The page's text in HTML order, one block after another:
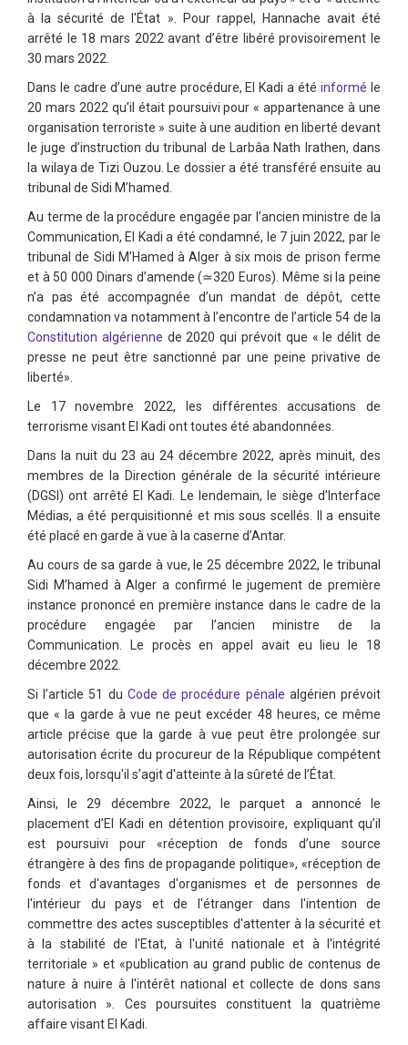
à la sécurité de l'État ». Pour rappel, Hannache avait été
arrêté le 18 mars 2022 avant d’être libéré provisoirement le
30 mars 2022.
Dans le cadre d’une autre procédure, El Kadi a étéinformé le
20 mars 2022 qu’il était poursuivi pour « appartenance à une
organisation terroriste » suite à une audition en liberté devant
le juge d’instruction du tribunal de Larbâa Nath Irathen, dans
la wilaya de Tizi Ouzou. Le dossier a été transféré ensuite au
tribunal de Sidi M’hamed.
Au terme de la procédure engagée par l’ancien ministre de la
Communication, El Kadi a été condamné, le 7 juin 2022, par le
tribunal de Sidi M’Hamed à Alger à six mois de prison ferme
et à 50 000 Dinars d’amende (≃320 Euros). Même si la peine
n’a pas été accompagnée d’un mandat de dépôt, cette
condamnation va notamment à l’encontre de l’article 54 de la
Constitution algérienne de 2020 qui prévoit que « le délit de
presse ne peut être sanctionné par une peine privative de
liberté».
Le 17 novembre 2022, les différentes accusations de
terrorisme visant El Kadi ont toutes été abandonnées.
Dans la nuit du 23 au 24 décembre 2022, après minuit, des
membres de la Direction générale de la sécurité intérieure
(DGSI) ont arrêté El Kadi. Le lendemain, le siège d’Interface
Médias, a été perquisitionné et mis sous scellés. Il a ensuite
été placé en garde à vue à la caserne d’Antar.
Au cours de sa garde à vue, le 25 décembre 2022, le tribunal
Sidi M’hamed à Alger a confirmé le jugement de première
instance prononcé en première instance dans le cadre de la
procédure engagée par l’ancien ministre de la
Communication. Le procès en appel avait eu lieu le 18
décembre 2022.
Si l’article 51 du Code de procédure pénale algérien prévoit
que « la garde à vue ne peut excéder 48 heures, ce même
article précise que la garde à vue peut être prolongée sur
autorisation écrite du procureur de la République compétent
deux fois, lorsqu'il s’agit d'atteinte à la sûreté de l’État.
Ainsi, le 29 décembre 2022, le parquet a annoncé le
placement d’El Kadi en détention provisoire, expliquant qu’il
est poursuivi pour «réception de fonds d’une source
étrangère à des fins de propagande politique», «réception de
fonds et d'avantages d'organismes et de personnes de
l'intérieur du pays et de l'étranger dans l'intention de
commettre des actes susceptibles d'attenter à la sécurité et
à la stabilité de l'Etat, à l'unité nationale et à l'intégrité
territoriale » et «publication au grand public de contenus de
nature à nuire à l'intérêt national et collecte de dons sans
autorisation ». Ces poursuites constituent la quatrième
affaire visant El Kadi.